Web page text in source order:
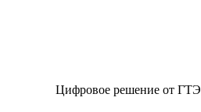
Цифровое решение от ГТЭ